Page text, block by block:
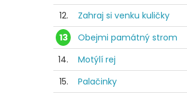
12.
Zahraj si venku kuličky
13
Obejmi památný strom
14.
Motýlí rej
15.
Palačinky